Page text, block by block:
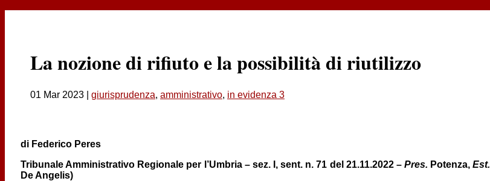
La nozione di rifiuto e la possibilità di riutilizzo
01 Mar 2023 giurisprudenza, amministrativo, in evidenza 3
di Federico Peres
Tribunale Amministrativo Regionale per l’Umbria – sez. I, sent. n. 71 del 21.11.2022 –Pres. Potenza,Est.
De Angelis)